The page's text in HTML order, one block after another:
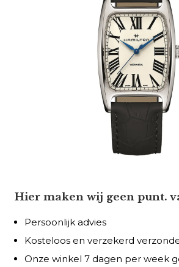
Hier maken wij geen punt.
Persoonlijk advies
Kosteloos en verzekerd
Onze winkel 7 dagen per week